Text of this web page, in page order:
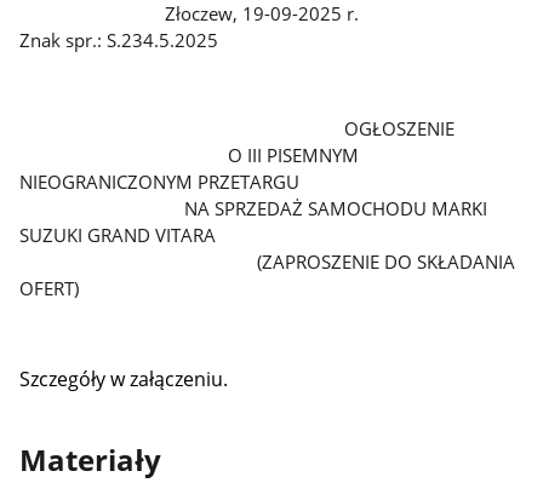
Złoczew, 19-09-2025 r.
Znak spr.: S.234.5.2025
OGŁOSZENIE
O III PISEMNYM
NIEOGRANICZONYM PRZETARGU
NA SPRZEDAŻ SAMOCHODU MARKI
SUZUKI GRAND VITARA
(ZAPROSZENIE DO SKŁADANIA
OFERT)
Szczegóły w załączeniu.
Materiały